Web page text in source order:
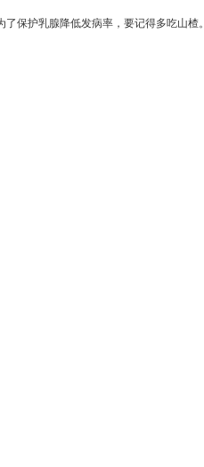
保护乳腺降低发病率，要记得多吃山楂。